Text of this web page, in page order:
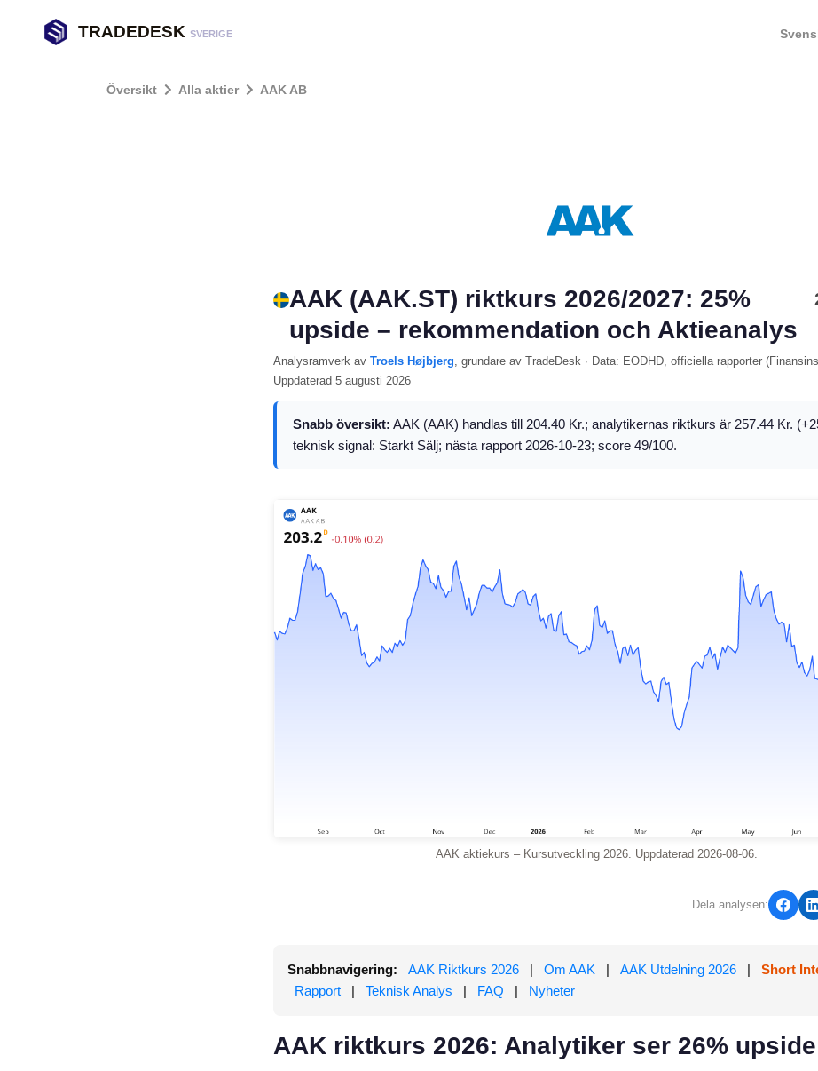
TRADEDESK SVERIGE
Översikt Alla aktier AAK AB
AAK (AAK.ST) riktkurs 2026/2027: 25%
upside – rekommendation och Aktieanalys
Analysramverk av Troels Højbjerg, grundare av TradeDesk · Data: EODHD, officiella rapporter (
Uppdaterad 5 augusti 2026
Snabb översikt: AAK (AAK) handlas till 204.40 Kr.; analytikernas riktkurs är 257.44 Kr.
teknisk signal: Starkt Sälj; nästa rapport 2026-10-23; score 49/100.
AAK aktiekurs – Kursutveckling 2026. Uppdaterad 2026-08-06.
Dela analysen:
Snabbnavigering: AAK Riktkurs 2026 | Om AAK | AAK Utdelning 2026 | Short
Rapport
| Teknisk Analys | FAQ | Nyheter
AAK riktkurs 2026: Analytiker ser 26% upside